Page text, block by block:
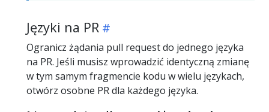
Języki na PR
Ogranicz żądania pull request do jednego języka
na PR. Jeśli musisz wprowadzić identyczną zmianę
w tym samym fragmencie kodu w wielu językach,
otwórz osobne PR dla każdego języka.